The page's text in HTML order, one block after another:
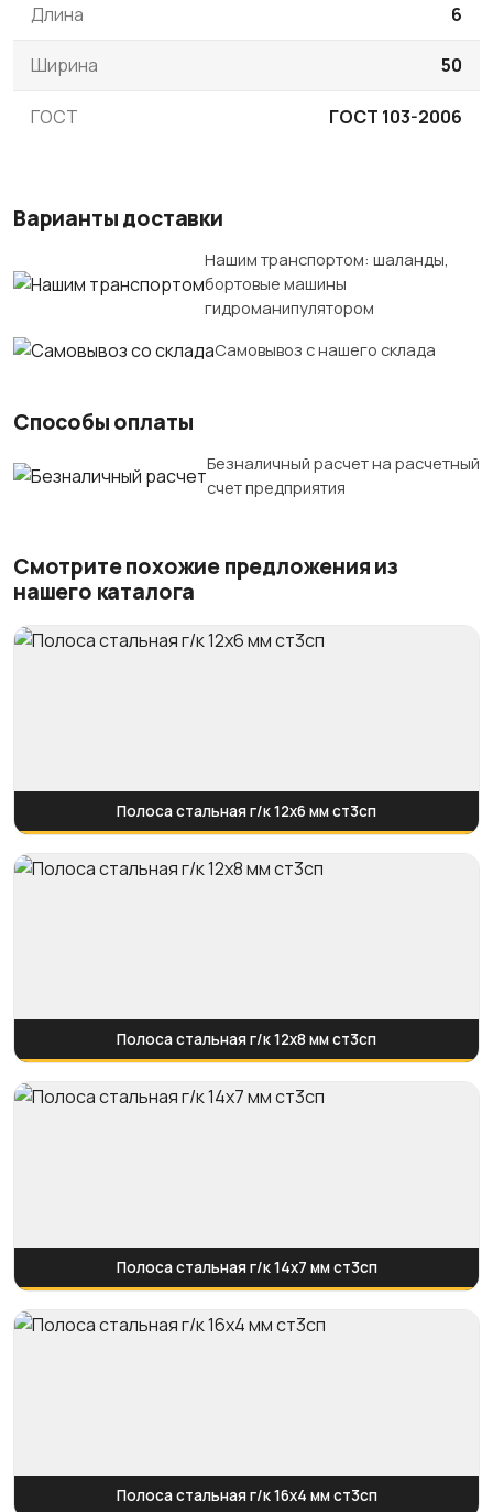
Длина 6
Ширина 50
ГОСТ ГОСТ 103-2006
Варианты доставки
Нашим транспортом: шаланды,
бортовые машины
гидроманипулятором
Самовывоз с нашего склада
Способы оплаты
Безналичный расчет на расчетный
счет предприятия
Смотрите похожие предложения из
нашего каталога
Полоса стальная г/к 12х6 мм ст3сп
Полоса стальная г/к 12х8 мм ст3сп
Полоса стальная г/к 14х7 мм ст3сп
Полоса стальная г/к 16х4 мм ст3сп